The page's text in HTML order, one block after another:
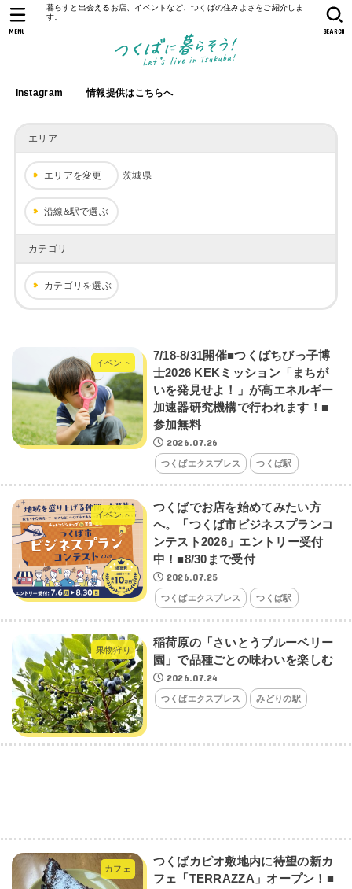
暮らすと出会えるお店、イベントなど、つくばの住みよさをご紹介しま
す。
Instagram 情報提供はこちらへ
SEARCH
MENU
エリア
エリアを変更 茨城県
沿線&駅で選ぶ
カテゴリ
カテゴリを選ぶ
イベント
7/18-8/31開催■つくばちびっ子博
士2026 KEKミッション「まちが
いを発見せよ！」が高エネルギー
加速器研究機構で行われます！■
参加無料
2026.07.26
つくばエクスプレス つくば駅
イベント
つくばでお店を始めてみたい方
へ。「つくば市ビジネスプランコ
ンテスト2026」エントリー受付
中！■8/30まで受付
2026.07.25
つくばエクスプレス つくば駅
果物狩り
稲荷原の「さいとうブルーベリー
園」で品種ごとの味わいを楽しむ
2026.07.24
つくばエクスプレス みどりの駅
カフェ
つくばカピオ敷地内に待望の新カ
フェ「TERRAZZA」オープン！■